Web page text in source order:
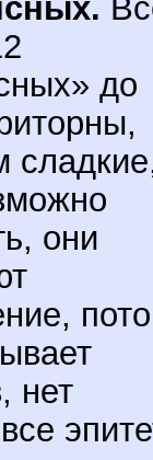
до
они
нет